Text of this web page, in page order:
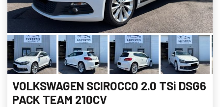
VOLKSWAGEN SCIROCCO 2.0 TSi DSG6
PACK TEAM 210CV